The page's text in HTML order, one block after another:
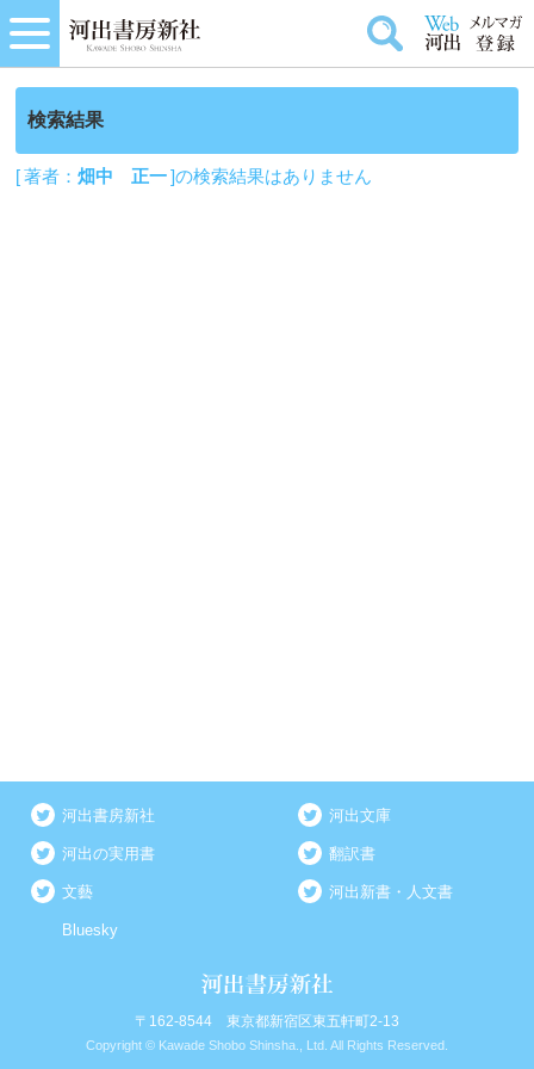
検索結果
[ 著者：畑中 正一]の検索結果はありません
河出書房新社 河出文庫
河出の実用書 翻訳書
文藝 河出新書・人文書
Bluesky
〒162-8544 東京都新宿区東五軒町2-13
Copyright © Kawade Shobo Shinsha., Ltd. All Rights Reserved.